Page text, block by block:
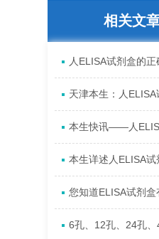
相关文